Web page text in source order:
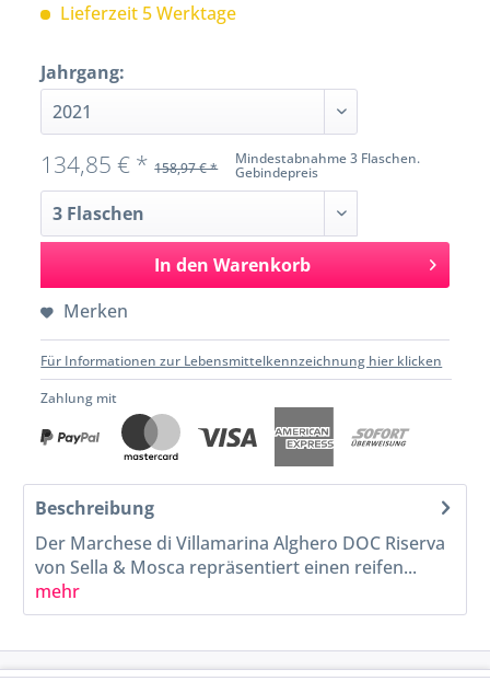
Lieferzeit 5 Werktage
Jahrgang:
Mindestabnahme 3 Flaschen.
Gebindepreis
134,85 € * 158,97 € *
In den Warenkorb
Merken
Für Informationen zur Lebensmittelkennzeichnung hier klicken
Zahlung mit
Beschreibung
Der Marchese di Villamarina Alghero DOC Riserva
von Sella & Mosca repräsentiert einen reifen...
mehr